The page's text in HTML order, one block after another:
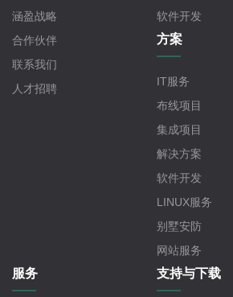
涵盈战略
合作伙伴
联系我们
人才招聘
软件开发
方案
IT服务
布线项目
集成项目
解决方案
软件开发
LINUX服务
别墅安防
网站服务
服务 支持与下载